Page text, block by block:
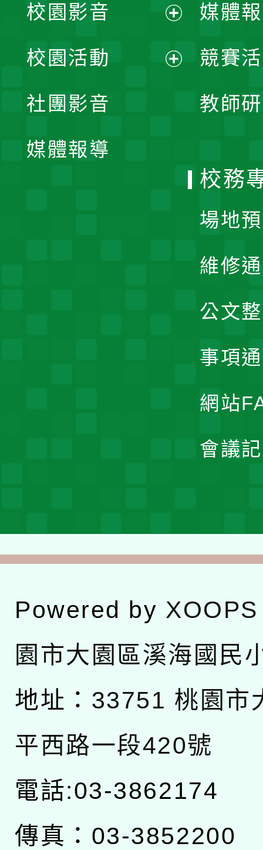
媒體
競賽
教師
校園影音
開
校園活動
社團影音
媒體報導
校務
場地
維修
公文
事項
網站
會議
Powered by XOOPS
園市大園區溪海國民
地址： 33751 桃園市
平西路一段420號
電話:03-3862174
傳真：03-3852200